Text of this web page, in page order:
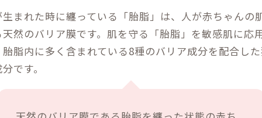
生まれた時に纏っている「胎脂」は、人が赤ちゃんの
天然のバリア膜です。肌を守る「胎脂」を敏感肌に応
胎脂内に多く含まれている8種のバリア成分を配合し
です。